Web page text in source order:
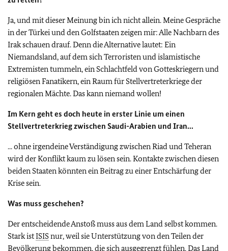
Ja, und mit dieser Meinung bin ich nicht allein. Meine Gespräche
in der Türkei und den Golfstaaten zeigen mir: Alle Nachbarn des
Irak schauen drauf. Denn die Alternative lautet: Ein
Niemandsland, auf dem sich Terroristen und islamistische
Extremisten tummeln, ein Schlachtfeld von Gotteskriegern und
religiösen Fanatikern, ein Raum für Stellvertreterkriege der
regionalen Mächte. Das kann niemand wollen!
Im Kern geht es doch heute in erster Linie um einen
Stellvertreterkrieg zwischen Saudi-Arabien und Iran...
... ohne irgendeine Verständigung zwischen Riad und Teheran
wird der Konflikt kaum zu lösen sein. Kontakte zwischen diesen
beiden Staaten könnten ein Beitrag zu einer Entschärfung der
Krise sein.
Was muss geschehen?
Der entscheidende Anstoß muss aus dem Land selbst kommen.
Stark istISISnur, weil sie Unterstützung von den Teilen der
Bevölkerung bekommen, die sich ausgegrenzt fühlen. Das Land